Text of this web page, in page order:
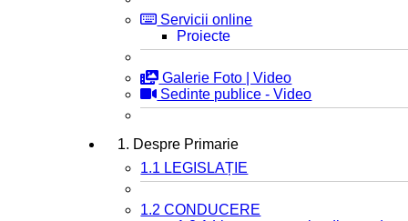
Servicii online
Proiecte
Galerie Foto | Video
Sedinte publice - Video
1. Despre Primarie
1.1 LEGISLAȚIE
1.2 CONDUCERE